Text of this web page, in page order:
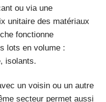
ou via une
unitaire des matériaux
fonctionne
lots en volume :
isolants.
un voisin ou un autre
secteur permet aussi